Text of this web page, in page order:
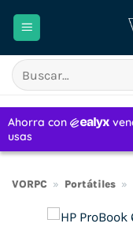
Buscar
por:
VORPC » Portátiles »